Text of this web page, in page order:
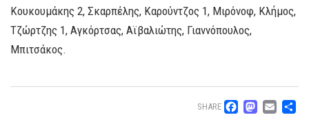
Κουκουμάκης 2, Σκαρπέλης, Καρούντζος 1, Μιρόνοφ, Κλήμος,
Τζώρτζης 1, Αγκόρτσας, Αϊβαλιώτης, Γιαννόπουλος,
Μπιτσάκος.
SHARE